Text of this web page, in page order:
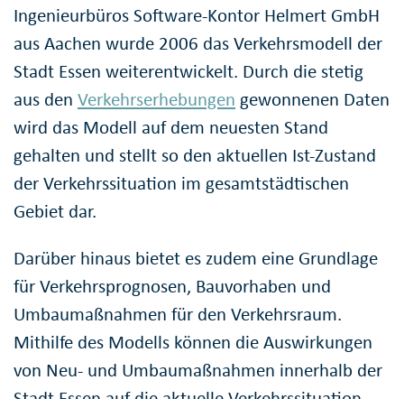
Ingenieurbüros Software-Kontor Helmert GmbH
aus Aachen wurde 2006 das Verkehrsmodell der
Stadt Essen weiterentwickelt. Durch die stetig
aus den Verkehrserhebungen gewonnenen Daten
wird das Modell auf dem neuesten Stand
gehalten und stellt so den aktuellen Ist-Zustand
der Verkehrssituation im gesamtstädtischen
Gebiet dar.
Darüber hinaus bietet es zudem eine Grundlage
für Verkehrsprognosen, Bauvorhaben und
Umbaumaßnahmen für den Verkehrsraum.
Mithilfe des Modells können die Auswirkungen
von Neu- und Umbaumaßnahmen innerhalb der